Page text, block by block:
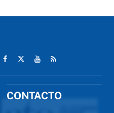
CONTACTO